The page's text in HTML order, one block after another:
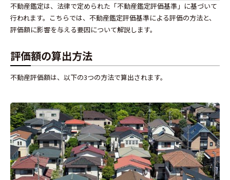
不動産鑑定は、法律で定められた「不動産鑑定評価基準」に基づいて
行われます。こちらでは、不動産鑑定評価基準による評価の方法と、
評価額に影響を与える要因について解説します。
評価額の算出方法
不動産評価額は、以下の3つの方法で算出されます。